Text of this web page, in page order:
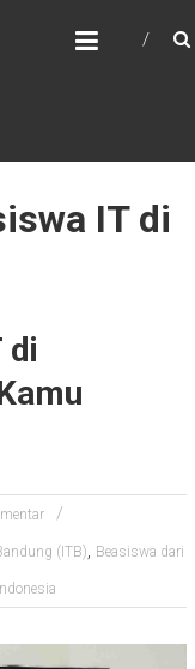
IT di
di
(ITB), Beasiswa dari